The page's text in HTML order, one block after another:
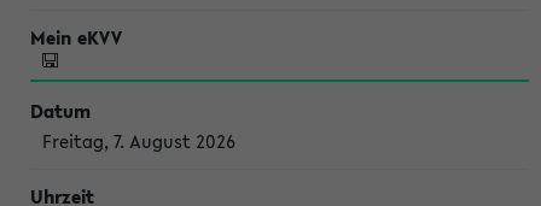
Freitag, 7. August 2026